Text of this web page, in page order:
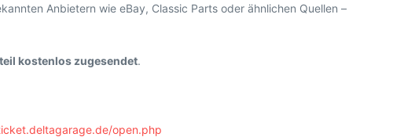
Anbietern wie eBay, Classic Parts oder ähnlichen Quellen –
kostenlos zugesendet.
open.php